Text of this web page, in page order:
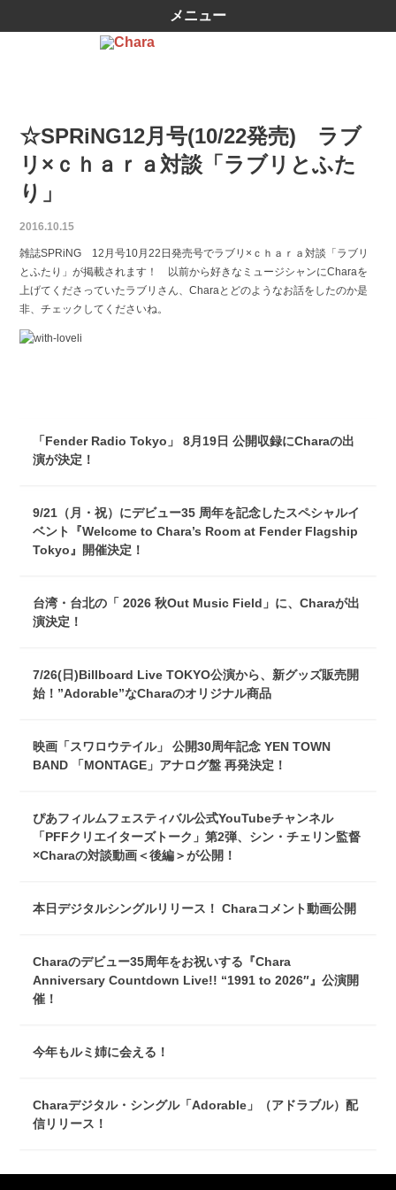
メニュー
☆SPRiNG12月号(10/22発売) ラブ
リ×ｃｈａｒａ対談「ラブリとふた
り」
2016.10.15
雑誌SPRiNG 12月号10月22日発売号でラブリ ×ｃｈａｒａ対談「ラブリ
とふたり」が掲載されます！
以前から好きなミュージシャンにCharaを
上げてくださっていたラブリさん、Charaとどのようなお話をしたのか是
非、チェックしてくださいね。
「Fender Radio Tokyo」 8月19日 公開収録にCharaの出
演が決定！
9/21（月・祝）にデビュー35 周年を記念したスペシャルイ
ベント『Welcome to Chara’s Room at Fender Flagship
Tokyo』開催決定！
台湾・台北の「 2026 秋Out Music Field」に、Charaが出
演決定！
7/26(日)Billboard Live TOKYO公演から、新グッズ販売開
始！”Adorable”なCharaのオリジナル商品
映画「スワロウテイル」 公開30周年記念 YEN TOWN
BAND 「MONTAGE」アナログ盤 再発決定！
ぴあフィルムフェスティバル公式YouTubeチャンネル
「PFFクリエイターズトーク」第2弾、シン・チェリン監督
×Charaの対談動画＜後編＞が公開！
本日デジタルシングルリリース！ Charaコメント動画公開
Charaのデビュー35周年をお祝いする『Chara
Anniversary Countdown Live!! “1991 to 2026″』公演開
催！
今年もルミ姉に会える！
Charaデジタル・シングル「Adorable」（アドラブル）配
信リリース！